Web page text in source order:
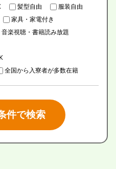
髪型自由
服装自由
家具・家電付き
楽視聴・書籍読み放題
全国から入寮者が多数在籍